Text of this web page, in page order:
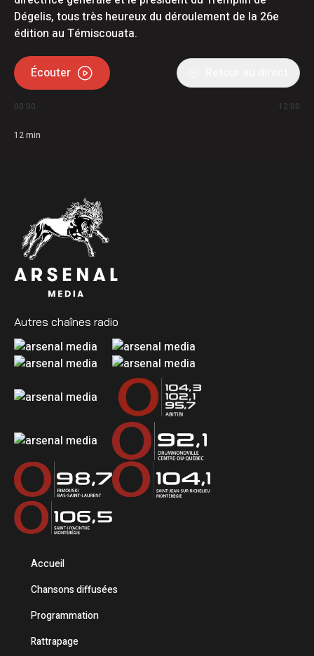
Dégelis, tous très heureux du déroulement de la 26e
édition au Témiscouata.
Écouter
00:00 12:00
12min
Autres chaînes radio
Accueil
Chansons diffusées
Programmation
Rattrapage